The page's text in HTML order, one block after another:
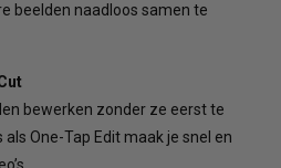
beelden naadloos samen te
bewerken zonder ze eerst te
One-Tap Edit maak je snel en